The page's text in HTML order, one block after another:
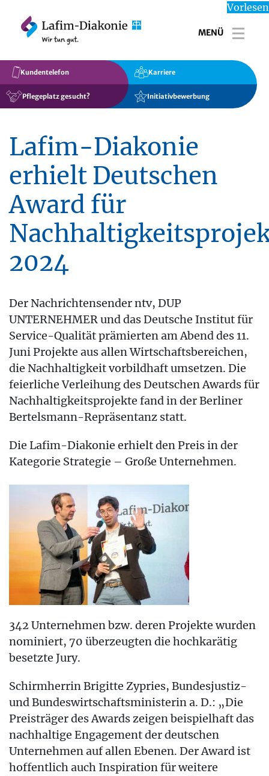
Vorlesen
MENÜ
Kundentelefon
Pflegeplatz gesucht?
Karriere
Initiativbewerbung
Lafim-Diakonie
erhielt Deutschen
Award für
2024
Der Nachrichtensender ntv, DUP
UNTERNEHMER und das Deutsche Institut für
Service-Qualität prämierten am Abend des 11.
Juni Projekte aus allen Wirtschaftsbereichen,
die Nachhaltigkeit vorbildhaft umsetzen. Die
feierliche Verleihung des Deutschen Awards für
Nachhaltigkeitsprojekte fand in der Berliner
Bertelsmann-Repräsentanz statt.
Die Lafim-Diakonie erhielt den Preis in der
Kategorie Strategie – Große Unternehmen.
342 Unternehmen bzw. deren Projekte wurden
nominiert, 70 überzeugten die hochkarätig
besetzte Jury.
Schirmherrin Brigitte Zypries, Bundesjustiz-
und Bundeswirtschaftsministerin a. D.: „Die
Preisträger des Awards zeigen beispielhaft das
nachhaltige Engagement der deutschen
Unternehmen auf allen Ebenen. Der Award ist
hoffentlich auch Inspiration für weitere